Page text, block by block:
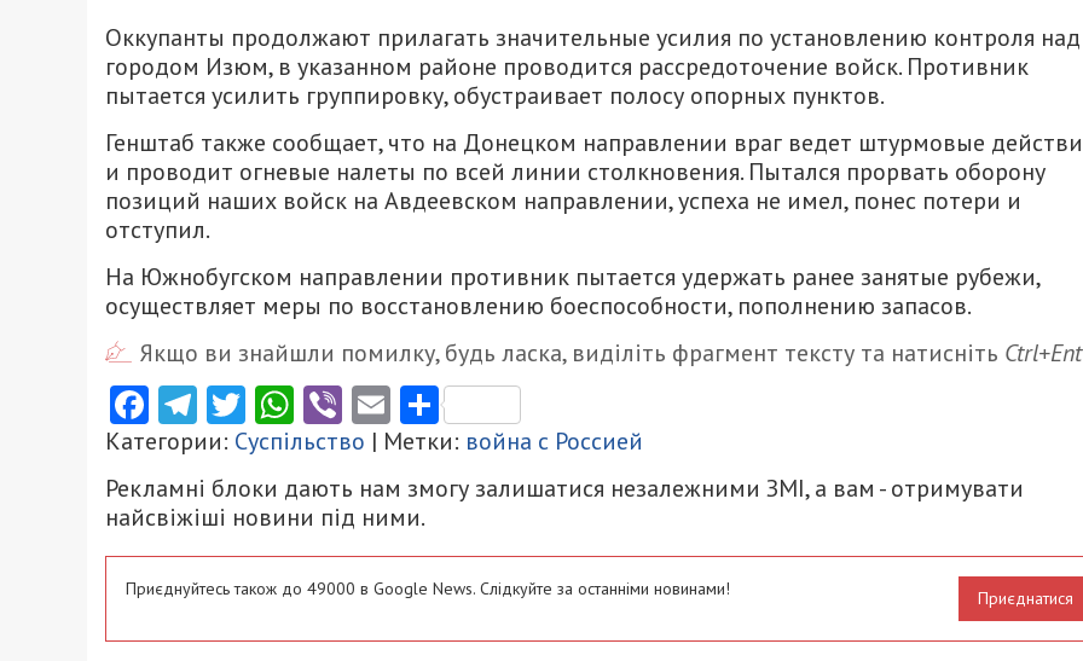
Оккупанты продолжают прилагать значительные усилия по установлению контроля над
городом Изюм, в указанном районе проводится рассредоточение войск. Противник
пытается усилить группировку, обустраивает полосу опорных пунктов.
Генштаб также сообщает, что на Донецком направлении враг ведет штурмовые
и проводит огневые налеты по всей линии столкновения. Пытался прорвать оборону
позиций наших войск на Авдеевском направлении, успеха не имел, понес потери и
отступил.
На Южнобугском направлении противник пытается удержать ранее занятые рубежи,
осуществляет меры по восстановлению боеспособности, пополнению запасов.
Якщо ви знайшли помилку, будь ласка, виділіть фрагмент тексту та натисніть
Facebook
Telegram
Twitter
WhatsApp
ViberEmailПоділитися
Категории: Суспільство | Метки: война с Россией
Рекламні блоки дають нам змогу залишатися незалежними ЗМІ, а вам - отримувати
найсвіжіші новини під ними.
Приєднуйтесь також до 49000 в Google News. Слідкуйте за останніми новинами! Приєднатися